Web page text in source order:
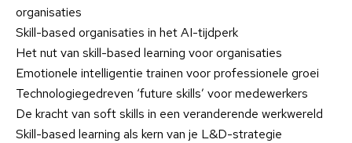
organisaties
Skill-based organisaties in het AI-tijdperk
Het nut van skill-based learning voor organisaties
Emotionele intelligentie trainen voor professionele groei
Technologiegedreven ‘future skills’ voor medewerkers
De kracht van soft skills in een veranderende werkwereld
Skill-based learning als kern van je L&D-strategie